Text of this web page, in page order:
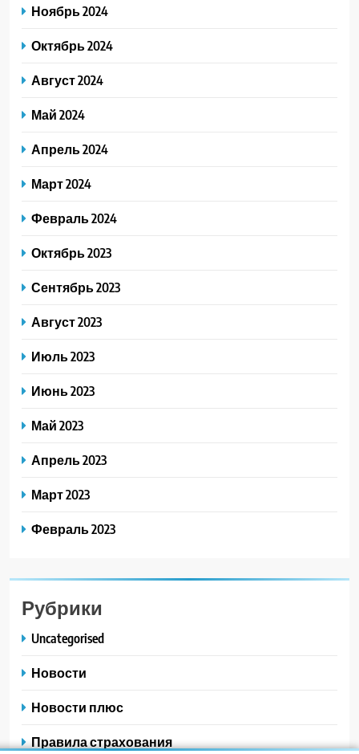
Ноябрь 2024
Октябрь 2024
Август 2024
Май 2024
Апрель 2024
Март 2024
Февраль 2024
Октябрь 2023
Сентябрь 2023
Август 2023
Июль 2023
Июнь 2023
Май 2023
Апрель 2023
Март 2023
Февраль 2023
Рубрики
Uncategorised
Новости
Новости плюс
Правила страхования